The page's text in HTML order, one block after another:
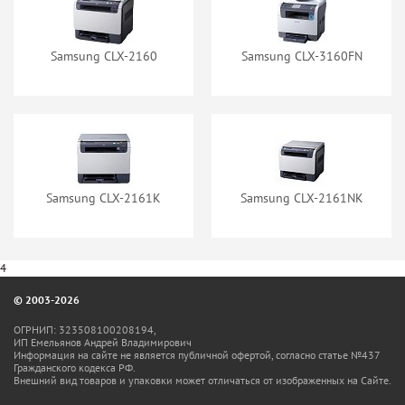
нет в наличии нет в наличии
Samsung CLX-2160 Samsung CLX-3160FN
Samsung CLX-2161K Samsung CLX-2161NK
4
© 2003-2026
ОГРНИП: 323508100208194,
ИП Емельянов Андрей Владимирович
Информация на сайте не является публичной офертой, согласно статье №437
Гражданского кодекса РФ.
Внешний вид товаров и упаковки может отличаться от изображенных на Сайте.